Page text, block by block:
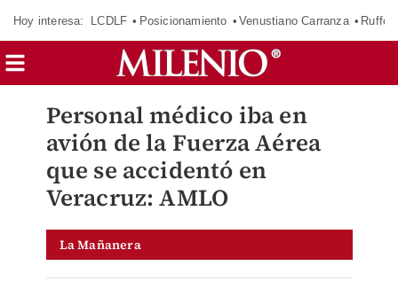
Hoy interesa: LCDLF Posicionamiento Venustiano Carranza Ruffo
Personal médico iba en
avión de la Fuerza Aérea
que se accidentó en
Veracruz: AMLO
La Mañanera